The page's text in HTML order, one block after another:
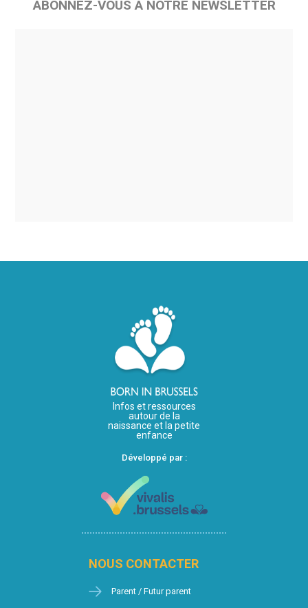
ABONNEZ-VOUS À NOTRE NEWSLETTER
Infos et ressources
autour de la
naissance et la petite
enfance
Développé par :
NOUS CONTACTER
Parent / Futur parent